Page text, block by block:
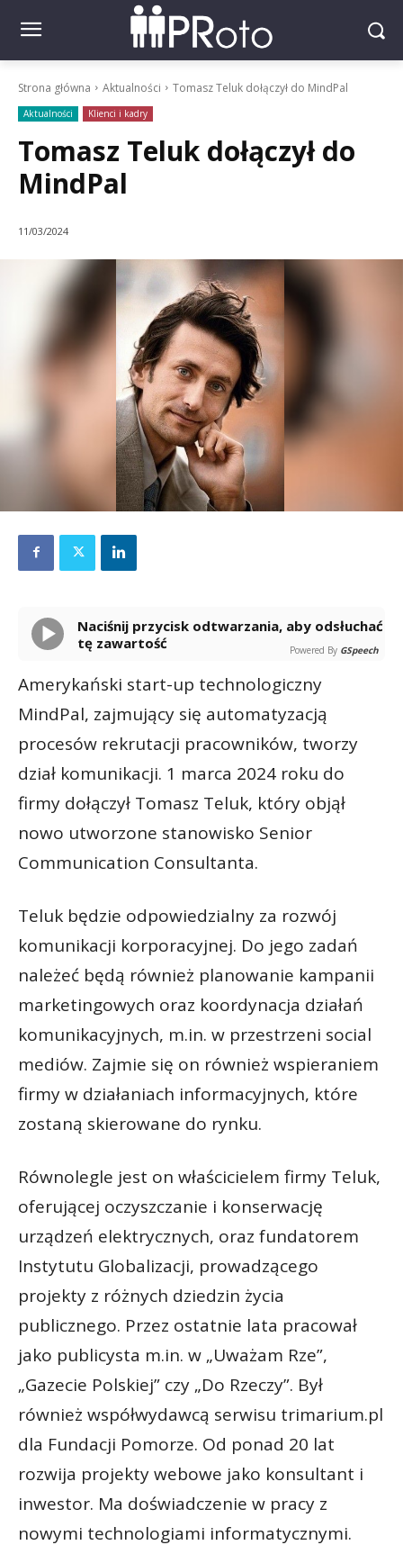
Strona główna Aktualności Tomasz Teluk dołączył do MindPal
Aktualności Klienci i kadry
Tomasz Teluk dołączył do
MindPal
11/03/2024
Naciśnij przycisk odtwarzania, aby odsłuchać
tę zawartość
Powered By GSpeech
Amerykański start-up technologiczny
MindPal, zajmujący się automatyzacją
procesów rekrutacji pracowników, tworzy
dział komunikacji. 1 marca 2024 roku do
firmy dołączył Tomasz Teluk, który objął
nowo utworzone stanowisko Senior
Communication Consultanta.
Teluk będzie odpowiedzialny za rozwój
komunikacji korporacyjnej. Do jego zadań
należeć będą również planowanie kampanii
marketingowych oraz koordynacja działań
komunikacyjnych, m.in. w przestrzeni social
mediów. Zajmie się on również wspieraniem
firmy w działaniach informacyjnych, które
zostaną skierowane do rynku.
Równolegle jest on właścicielem firmy Teluk,
oferującej oczyszczanie i konserwację
urządzeń elektrycznych, oraz fundatorem
Instytutu Globalizacji, prowadzącego
projekty z różnych dziedzin życia
publicznego. Przez ostatnie lata pracował
jako publicysta m.in. w „Uważam Rze”,
„Gazecie Polskiej” czy „Do Rzeczy”. Był
również współwydawcą serwisu trimarium.pl
dla Fundacji Pomorze. Od ponad 20 lat
rozwija projekty webowe jako konsultant i
inwestor. Ma doświadczenie w pracy z
nowymi technologiami informatycznymi.